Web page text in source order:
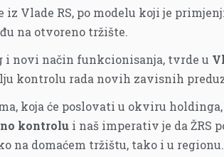
iz Vlade RS, po modelu koji je
na otvoreno tržište.
i novi način funkcionisanja, tvrde u
kontrolu rada novih zavisnih
koja će poslovati u okviru holdinga,
kontrolu i naš imperativ je da ŽRS
na domaćem tržištu, tako i u regionu.